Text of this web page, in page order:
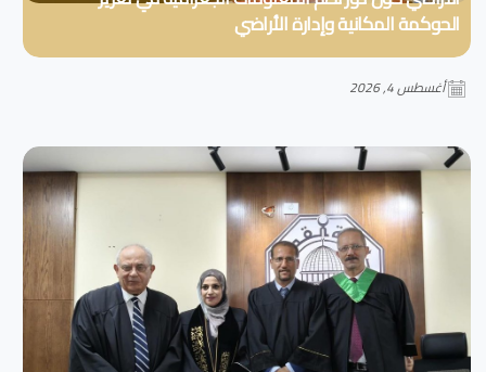
الحوكمة المكانية وإدارة الأراضي
أغسطس 4, 2026